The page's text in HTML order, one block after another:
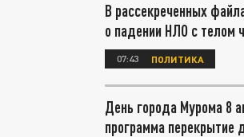
В рассекреченных
о падении НЛО с телом
07:43 ПОЛИТИКА
День города Мурома 8
программа перекрытие